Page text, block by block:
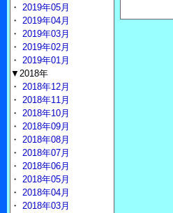
・ 2019年05月
・ 2019年04月
・ 2019年03月
・ 2019年02月
・ 2019年01月
▼2018年
・ 2018年12月
・ 2018年11月
・ 2018年10月
・ 2018年09月
・ 2018年08月
・ 2018年07月
・ 2018年06月
・ 2018年05月
・ 2018年04月
・ 2018年03月